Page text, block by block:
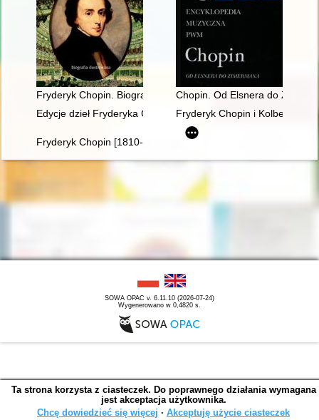
Fryderyk Chopin. Biografia ilustrowanaChopin. Od Elsnera do
Edycje dzieł Fryderyka Chopina w warszawskiej oficynie
Fryderyk Chopin i
Fryderyk Chopin [1810-1949]
SOWA OPAC v. 6.11.10 (2026-07-24)
Wygenerowano w 0,4820 s.
Ta strona korzysta z ciasteczek. Do poprawnego działania wymagana
jest akceptacja użytkownika.
Chcę dowiedzieć się więcej ∙ Akceptuję użycie ciasteczek